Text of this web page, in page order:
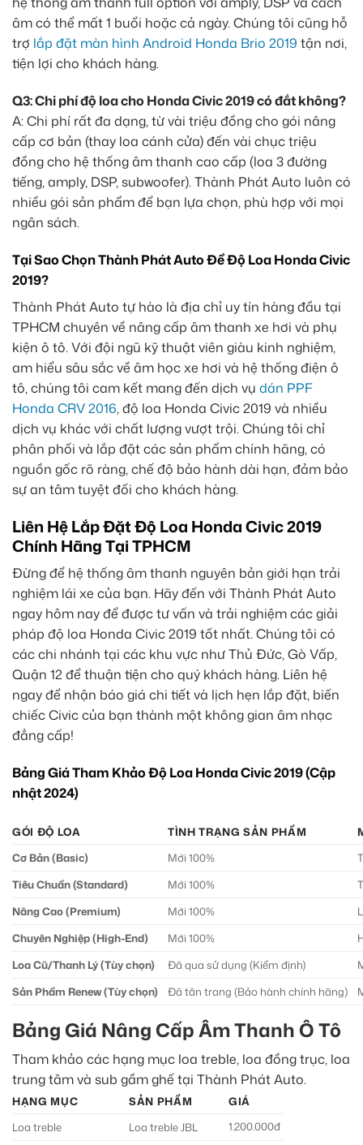
âm có thể mất 1 buổi hoặc cả ngày. Chúng tôi cũng hỗ
trợ lắp đặt màn hình Android Honda Brio 2019 tận nơi,
tiện lợi cho khách hàng.
Q3: Chi phí độ loa cho Honda Civic 2019 có đắt không?
A: Chi phí rất đa dạng, từ vài triệu đồng cho gói nâng
cấp cơ bản (thay loa cánh cửa) đến vài chục triệu
đồng cho hệ thống âm thanh cao cấp (loa 3 đường
tiếng, amply, DSP, subwoofer). Thành Phát Auto luôn có
nhiều gói sản phẩm để bạn lựa chọn, phù hợp với mọi
ngân sách.
Tại Sao Chọn Thành Phát Auto Để Độ Loa Honda Civic
2019?
Thành Phát Auto tự hào là địa chỉ uy tín hàng đầu tại
TPHCM chuyên về nâng cấp âm thanh xe hơi và phụ
kiện ô tô. Với đội ngũ kỹ thuật viên giàu kinh nghiệm,
am hiểu sâu sắc về âm học xe hơi và hệ thống điện ô
tô, chúng tôi cam kết mang đến dịch vụ dán PPF
Honda CRV 2016, độ loa Honda Civic 2019 và nhiều
dịch vụ khác với chất lượng vượt trội. Chúng tôi chỉ
phân phối và lắp đặt các sản phẩm chính hãng, có
nguồn gốc rõ ràng, chế độ bảo hành dài hạn, đảm bảo
sự an tâm tuyệt đối cho khách hàng.
Liên Hệ Lắp Đặt Độ Loa Honda Civic 2019
Chính Hãng Tại TPHCM
Đừng để hệ thống âm thanh nguyên bản giới hạn trải
nghiệm lái xe của bạn. Hãy đến với Thành Phát Auto
ngay hôm nay để được tư vấn và trải nghiệm các giải
pháp độ loa Honda Civic 2019 tốt nhất. Chúng tôi có
các chi nhánh tại các khu vực như Thủ Đức, Gò Vấp,
Quận 12 để thuận tiện cho quý khách hàng. Liên hệ
ngay để nhận báo giá chi tiết và lịch hẹn lắp đặt, biến
chiếc Civic của bạn thành một không gian âm nhạc
đẳng cấp!
Bảng Giá Tham Khảo Độ Loa Honda Civic 2019 (Cập
nhật 2024)
GÓI ĐỘ LOA TÌNH TRẠNG SẢN PHẨM
Cơ Bản (Basic)
Mới 100%
Tiêu Chuẩn (Standard)
Mới 100%
Nâng Cao (Premium)
Mới 100%
Chuyên Nghiệp (High-End)
Mới 100%
Loa Cũ/Thanh Lý (Tùy chọn)
Đã qua sử dụng (Kiểm định)
Sản Phẩm Renew (Tùy chọn)
Đã tân trang (Bảo hành chính hãng)
Bảng Giá Nâng Cấp Âm Thanh Ô Tô
Tham khảo các hạng mục loa treble, loa đồng trục, loa
trung tâm và sub gầm ghế tại Thành Phát Auto.
HẠNG MỤC SẢN PHẨM
GIÁ
Loa treble
Loa treble JBL
1.200.000đ